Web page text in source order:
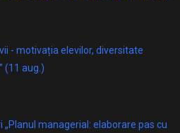
- motivația elevilor, diversitate
(11 aug.)
managerial: elaborare pas cu